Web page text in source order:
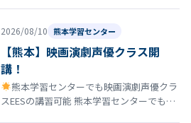
2026/08/10 熊本学習センター
【熊本】映画演劇声優クラス開
講！
熊本学習センターでも映画演劇声優クラ
スEESの講習可能 熊本学習センターでも映